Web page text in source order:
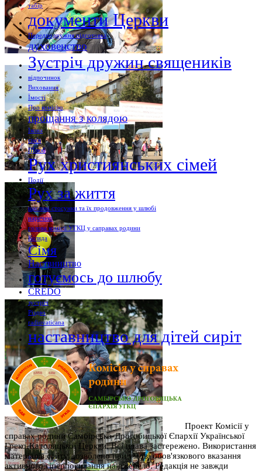
табір
документи Церкви
Передподружня підготовка
духовенство
Зустріч дружин священиків
відпочинок
Виховання
Їмості
Про комісію
прощання з колядою
Ікона
сім'я
Шлюб
Рух християнських сімей
Події
Рух за життя
щасливі стосунки та їх продовження у шлюбі
наречені
голова комісії УГКЦ у саправах родини
Коляда
Сімя
Наствництво
готуємось до шлюбу
CREDO
зустріч
Різдво
radiovaticana
наставництво для дітей сиріт
Проект Комісії у
справах родини Самбірсько-Дрогобицької Єпархії Української
Греко-Католицької Церкви. Всі права застережено. Використання
матеріалів сайту дозволено при умові обов'язкового вказання
активного гіперпосилання на джерело. Редакція не завжди